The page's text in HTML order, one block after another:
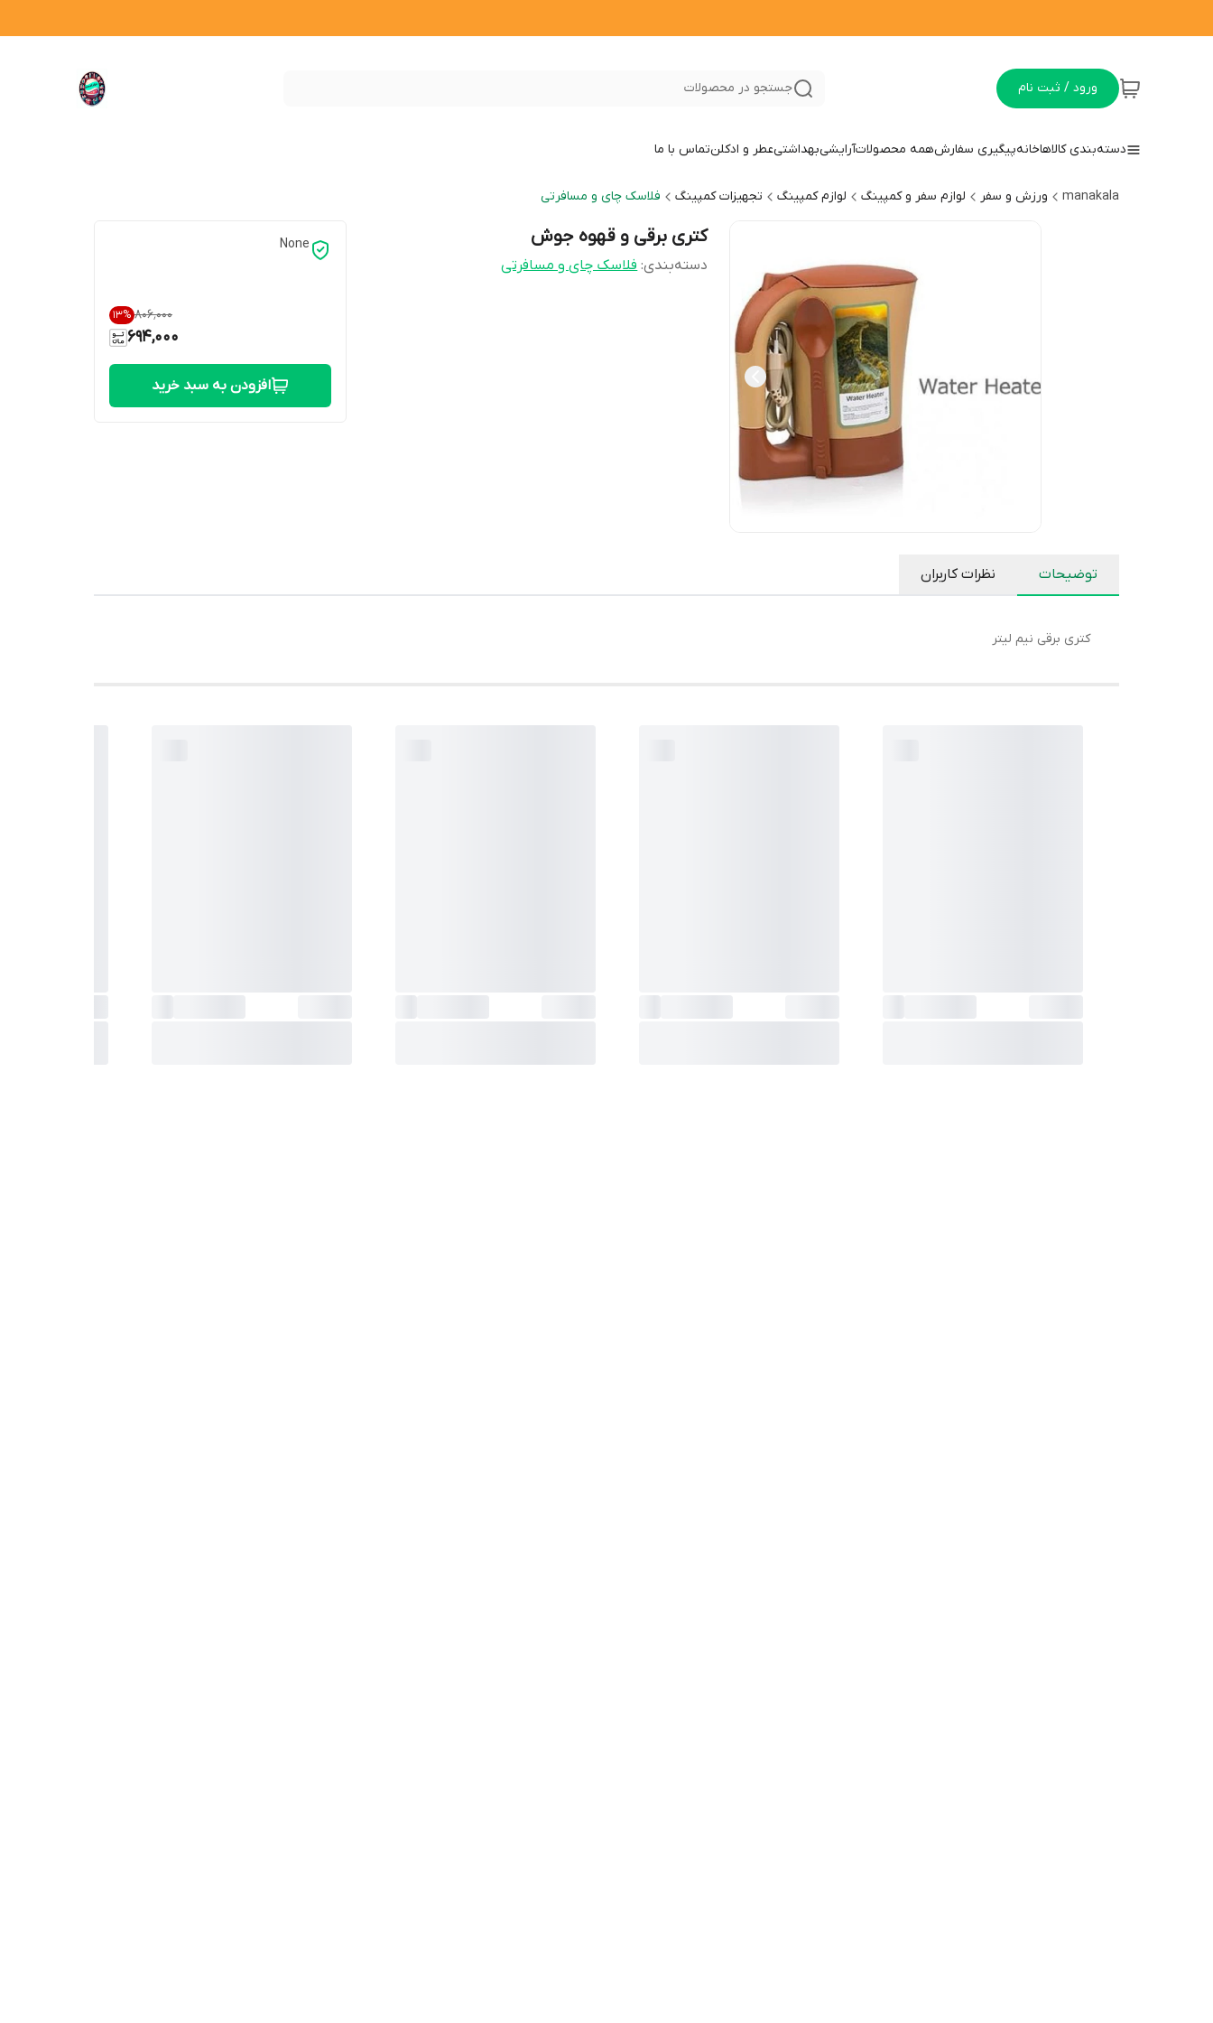
ورود / ثبت نام جستجو در محصولات
دسته‌بندی کالاهاخانهپیگیری سفارشهمه محصولاتآرایشیبهداشتیعطر و ادکلنتماس با ما
manakala ورزش و سفر لوازم سفر و کمپینگ لوازم کمپینگ تجهیزات کمپینگ فلاسک چای و مسافرتی
کتری برقی و قهوه جوش
دسته‌بندی:فلاسک چای و مسافرتی
None
۸۰۶٬۰۰۰ 13%
694,000
افزودن به سبد خرید
توضیحات نظرات کاربران
کتری برقی نیم لیتر